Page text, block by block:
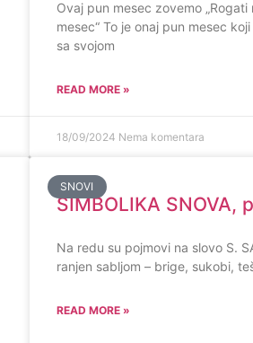
Ovaj pun mesec zovemo „Rogati
mesec“ To je onaj pun mesec
sa svojom
READ MORE »
18/09/2024 Nema komentara
SNOVI
SIMBOLIKA SNOVA,
Na redu su pojmovi na slovo S.
ranjen sabljom – brige, sukobi,
READ MORE »